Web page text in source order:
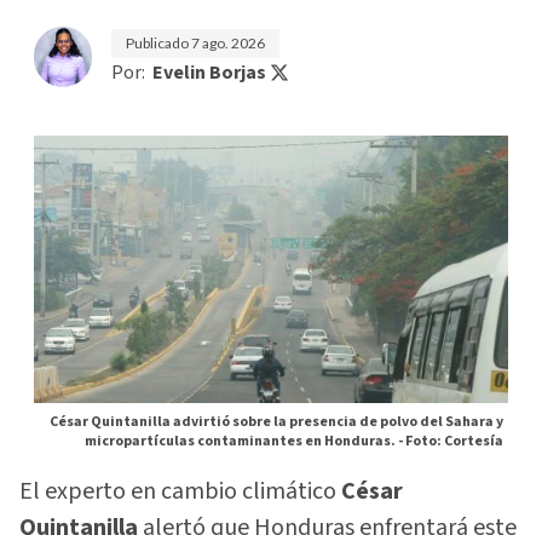
Publicado7 ago. 2026
Por: Evelin Borjas
César Quintanilla advirtió sobre la presencia de polvo del Sahara y
micropartículas contaminantes en Honduras. -Foto: Cortesía
El experto en cambio climático César
Quintanilla alertó que Honduras enfrentará este